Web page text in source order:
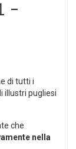
-
di tutti i
illustri pugliesi
che
nella